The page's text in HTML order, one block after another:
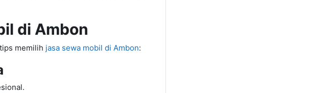
di Ambon
memilih jasa sewa mobil di Ambon: